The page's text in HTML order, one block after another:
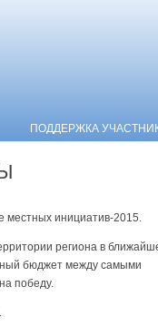
ПОДДЕРЖКА
местных инициатив-2015.
региона в
бюджет между самыми
победу.